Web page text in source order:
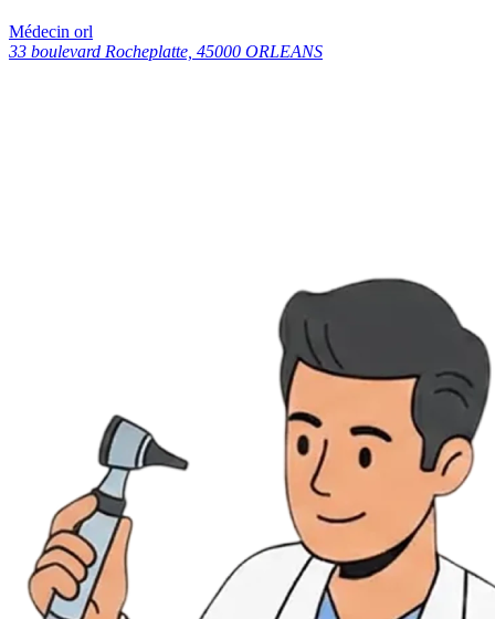
Médecin orl
33 boulevard Rocheplatte, 45000 ORLEANS